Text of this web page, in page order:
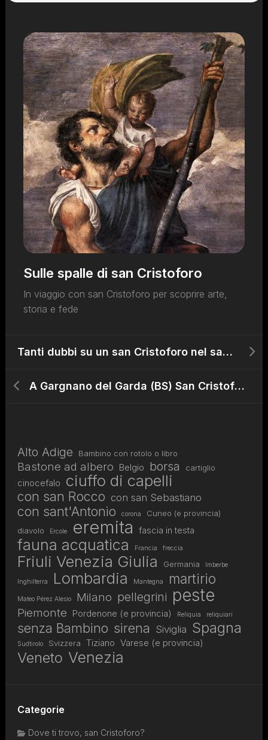
Sulle spalle di san Cristoforo
In viaggio con san Cristoforo per scoprire arte,
storia e fede
Tanti dubbi su un san Cristoforo nel sacello di san Satiro a Milano
A Gargnano del Garda (BS) San Cristoforo protegge i barcaioli dal XIII secolo
Alto Adige Bambino con rotolo o libro
Bastone ad albero Belgio borsa cartiglio
cinocefalo ciuffo di capelli
con san Rocco con san Sebastiano
con sant'Antonio corona
Cuneo (e provincia)
diavolo
Ercole eremita fascia in testa
fauna acquatica Francia freccia
Friuli Venezia Giulia Germania Imberbe
Inghilterra Lombardia Mantegna martirio
Mateo Pérez Alesio Milano pellegrini peste
Piemonte Pordenone (e provincia) Reliquia reliquiari
senza Bambino sirena Siviglia Spagna
Sudtirolo Svizzera Tiziano Varese (e provincia)
Veneto Venezia
Categorie
Dove ti trovo, san Cristoforo?